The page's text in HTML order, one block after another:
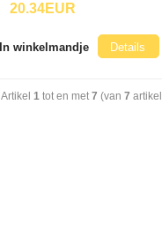
20.34EUR
In winkelmandje Details
Artikel 1 tot en met7 (van 7